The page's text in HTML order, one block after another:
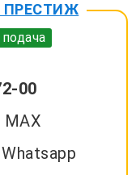
ПРЕСТИЖ
00
MAX
Whatsapp